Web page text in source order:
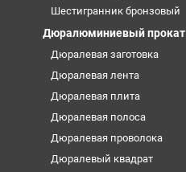
Шестигранник бронзовый
Дюралюминиевый прокат
Дюралевая заготовка
Дюралевая лента
Дюралевая плита
Дюралевая полоса
Дюралевая проволока
Дюралевый квадрат